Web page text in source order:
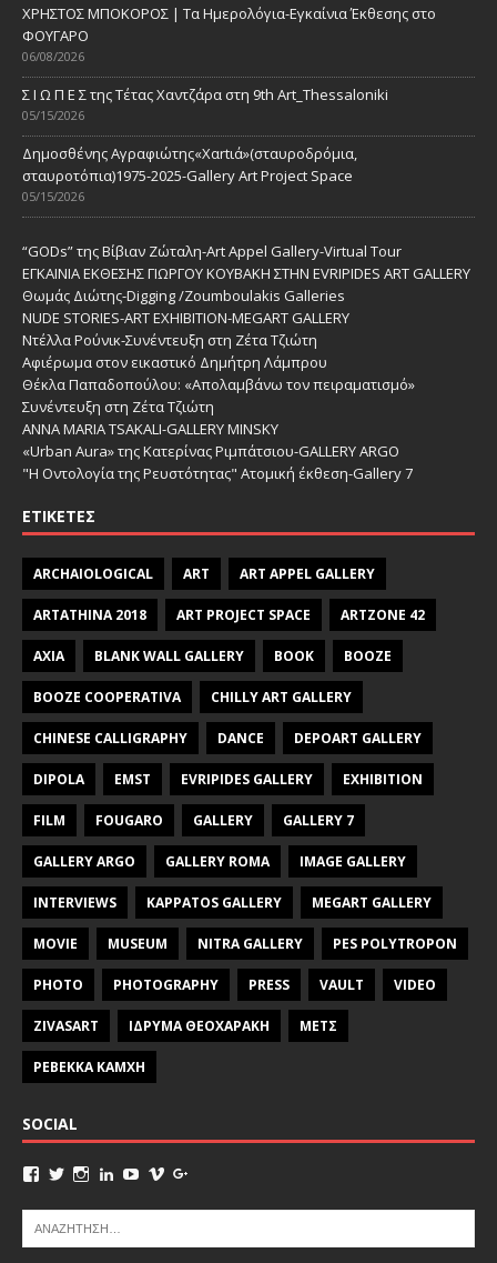
ΧΡΗΣΤΟΣ ΜΠΟΚΟΡΟΣ | Τα Ημερολόγια-Εγκαίνια Έκθεσης στο
ΦΟΥΓΑΡΟ
06/08/2026
Σ Ι Ω Π Ε Σ της Τέτας Χαντζάρα στη 9th Art_Thessaloniki
05/15/2026
Δημοσθένης Αγραφιώτης«Xαrtιά»(σταυροδρόμια,
σταυροτόπια)1975-2025-Gallery Art Project Space
05/15/2026
“GODs” της Βίβιαν Ζώταλη-Art Appel Gallery-Virtual Tour
ΕΓΚΑΙΝΙΑ ΕΚΘΕΣΗΣ ΓΙΩΡΓΟΥ ΚΟΥΒΑΚΗ ΣΤΗΝ EVRIPIDES ART GALLERY
Θωμάς Διώτης-Digging /Zoumboulakis Galleries
NUDE STORIES-ΑRT EXHIBITION-MEGART GALLERY
Ντέλλα Ρούνικ-Συνέντευξη στη Ζέτα Τζιώτη
Αφιέρωμα στον εικαστικό Δημήτρη Λάμπρου
Θέκλα Παπαδοπούλου: «Απολαμβάνω τον πειραματισμό»
Συνέντευξη στη Ζέτα Τζιώτη
ANNA MARIA TSAKALI-GALLERY MINSKY
«Urban Aura» της Κατερίνας Ριμπάτσιου-GALLERY ARGO
"Η Οντολογία της Ρευστότητας" Ατομική έκθεση-Gallery 7
ΕΤΙΚΈΤΕΣ
ARCHAIOLOGICAL ART ART APPEL GALLERY
ARTATHINA 2018 ART PROJECT SPACE ARTZONE 42
AXIA BLANK WALL GALLERY BOOK BOOZE
BOOZE COOPERATIVA CHILLY ART GALLERY
CHINESE CALLIGRAPHY DANCE DEPOART GALLERY
DIPOLA EMST EVRIPIDES GALLERY EXHIBITION
FILM FOUGARO GALLERY GALLERY 7
GALLERY ARGO GALLERY ROMA IMAGE GALLERY
INTERVIEWS KAPPATOS GALLERY MEGART GALLERY
MOVIE MUSEUM NITRA GALLERY PES POLYTROPON
PHOTO PHOTOGRAPHY PRESS VAULT VIDEO
ZIVASART ΙΔΡΥΜΑ ΘΕΟΧΑΡΑΚΗ ΜΕΤΣ
ΡΕΒΕΚΚΑ ΚΑΜΧΗ
SOCIAL